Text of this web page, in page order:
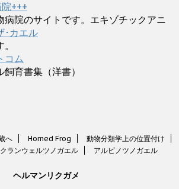
+++
病院のサイトです。エキゾチックアニ
･カエル
コム
育書集（洋書）
へ Horned Frog
動物分類学上の位置付け
クランウェルツノガエル アルビノツノガエル
ヘルマンリクガメ